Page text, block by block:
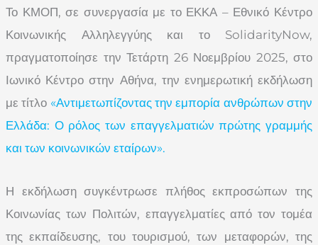
Το ΚΜΟΠ, σε συνεργασία με το ΕΚΚΑ – Εθνικό Κέντρο
Κοινωνικής Αλληλεγγύης και το SolidarityNow,
πραγματοποίησε την Τετάρτη 26 Νοεμβρίου 2025, στο
Ιωνικό Κέντρο στην Αθήνα, την ενημερωτική εκδήλωση
με τίτλο «Αντιμετωπίζοντας την εμπορία ανθρώπων στην
Ελλάδα: Ο ρόλος των επαγγελματιών πρώτης γραμμής
και των κοινωνικών εταίρων».
Η εκδήλωση συγκέντρωσε πλήθος εκπροσώπων της
Κοινωνίας των Πολιτών, επαγγελματίες από τον τομέα
της εκπαίδευσης, του τουρισμού, των μεταφορών, της